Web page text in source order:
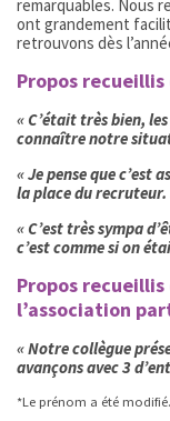
remarquables. Nous
ont grandement
retrouvons dès
Propos
« C’était très bien,
connaître notre
« Je pense que c’est
la place du recruteur.
« C’est très sympa
c’est comme si on
Propos
l’association
« Notre collègue
avançons avec 3
*Le prénom a été modifié.